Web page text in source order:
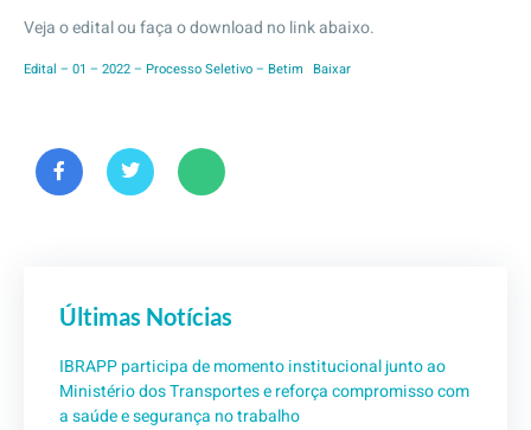
Veja o edital ou faça o download no link abaixo.
Edital – 01 – 2022 – Processo Seletivo – Betim Baixar
Últimas Notícias
IBRAPP participa de momento institucional junto ao
Ministério dos Transportes e reforça compromisso com
a saúde e segurança no trabalho